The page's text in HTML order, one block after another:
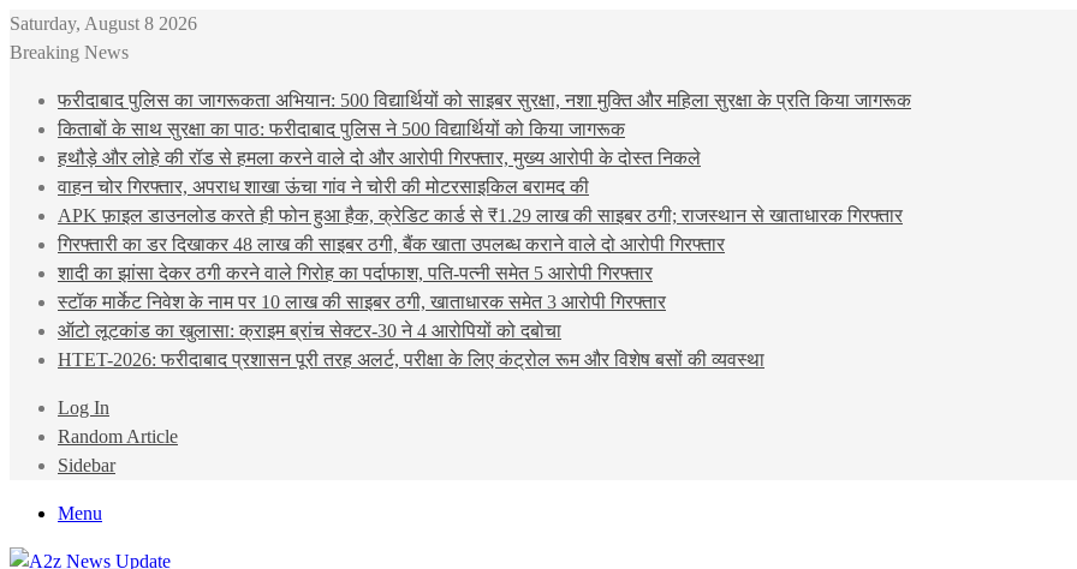
Saturday, August 8 2026
Breaking News
फरीदाबाद पुलिस का जागरूकता अभियान: 500 विद्यार्थियों को साइबर सुरक्षा, नशा मुक्ति और महिला सुरक्षा के प्रति किया जागरूक
किताबों के साथ सुरक्षा का पाठ: फरीदाबाद पुलिस ने 500 विद्यार्थियों को किया जागरूक
हथौड़े और लोहे की रॉड से हमला करने वाले दो और आरोपी गिरफ्तार, मुख्य आरोपी के दोस्त निकले
वाहन चोर गिरफ्तार, अपराध शाखा ऊंचा गांव ने चोरी की मोटरसाइकिल बरामद की
APK फ़ाइल डाउनलोड करते ही फोन हुआ हैक, क्रेडिट कार्ड से ₹1.29 लाख की साइबर ठगी; राजस्थान से खाताधारक गिरफ्तार
गिरफ्तारी का डर दिखाकर 48 लाख की साइबर ठगी, बैंक खाता उपलब्ध कराने वाले दो आरोपी गिरफ्तार
शादी का झांसा देकर ठगी करने वाले गिरोह का पर्दाफाश, पति-पत्नी समेत 5 आरोपी गिरफ्तार
स्टॉक मार्केट निवेश के नाम पर 10 लाख की साइबर ठगी, खाताधारक समेत 3 आरोपी गिरफ्तार
ऑटो लूटकांड का खुलासा: क्राइम ब्रांच सेक्टर-30 ने 4 आरोपियों को दबोचा
HTET-2026: फरीदाबाद प्रशासन पूरी तरह अलर्ट, परीक्षा के लिए कंट्रोल रूम और विशेष बसों की व्यवस्था
Log In
Random Article
Sidebar
Menu